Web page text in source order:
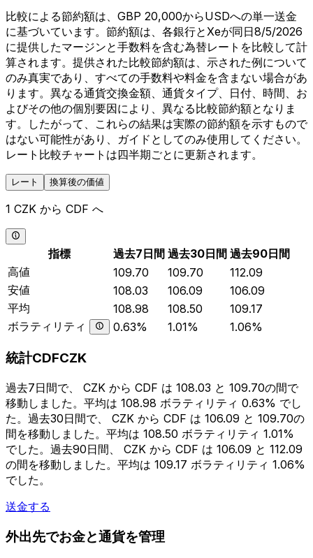
比較による節約額は、GBP 20,000からUSDへの単一送金
に基づいています。節約額は、各銀行とXeが同日8/5/2026
に提供したマージンと手数料を含む為替レートを比較して計
算されます。提供された比較節約額は、示された例について
のみ真実であり、すべての手数料や料金を含まない場合があ
ります。異なる通貨交換金額、通貨タイプ、日付、時間、お
よびその他の個別要因により、異なる比較節約額となりま
す。したがって、これらの結果は実際の節約額を示すもので
はない可能性があり、ガイドとしてのみ使用してください。
レート比較チャートは四半期ごとに更新されます。
レート 換算後の価値
1 CZK から CDF へ
指標 過去7日間 過去30日間 過去90日間
高値
109.70 109.70
112.09
安値
108.03 106.09
106.09
平均
108.98 108.50
109.17
ボラティリティ
0.63% 1.01% 1.06%
統計CDFCZK
過去7日間で、 CZK から CDF は 108.03 と 109.70の間で
移動しました。平均は 108.98 ボラティリティ 0.63% でし
た。過去30日間で、 CZK から CDF は 106.09 と 109.70の
間を移動しました。平均は 108.50 ボラティリティ 1.01%
でした。過去90日間、 CZK から CDF は 106.09 と 112.09
の間を移動しました。平均は 109.17 ボラティリティ 1.06%
でした。
送金する
外出先でお金と通貨を管理